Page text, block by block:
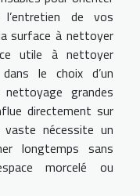
de vos
surface à nettoyer
utile à nettoyer
le choix d’un
grandes
directement sur
vaste nécessite un
longtemps sans
morcelé ou